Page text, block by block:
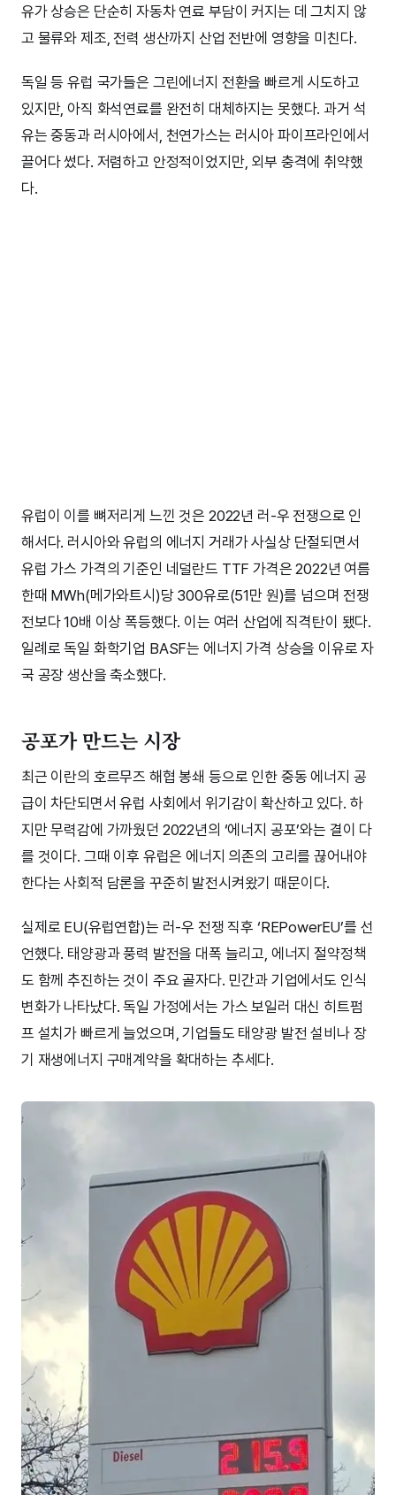
유가 상승은 단순히 자동차 연료 부담이 커지는 데 그치지 않
고 물류와 제조, 전력 생산까지 산업 전반에 영향을 미친다.
독일 등 유럽 국가들은 그린에너지 전환을 빠르게 시도하고
있지만, 아직 화석연료를 완전히 대체하지는 못했다. 과거 석
유는 중동과 러시아에서, 천연가스는 러시아 파이프라인에서
끌어다 썼다. 저렴하고 안정적이었지만, 외부 충격에 취약했
다.
유럽이 이를 뼈저리게 느낀 것은 2022년 러-우 전쟁으로 인
해서다. 러시아와 유럽의 에너지 거래가 사실상 단절되면서
유럽 가스 가격의 기준인 네덜란드 TTF 가격은 2022년 여름
한때 MWh(메가와트시)당 300유로(51만 원)를 넘으며 전쟁
전보다 10배 이상 폭등했다. 이는 여러 산업에 직격탄이 됐다.
일례로 독일 화학기업 BASF는 에너지 가격 상승을 이유로 자
국 공장 생산을 축소했다.
공포가 만드는 시장
최근 이란의 호르무즈 해협 봉쇄 등으로 인한 중동 에너지 공
급이 차단되면서 유럽 사회에서 위기감이 확산하고 있다. 하
지만 무력감에 가까웠던 2022년의 ‘에너지 공포’와는 결이 다
를 것이다. 그때 이후 유럽은 에너지 의존의 고리를 끊어내야
한다는 사회적 담론을 꾸준히 발전시켜왔기 때문이다.
실제로 EU(유럽연합)는 러-우 전쟁 직후 ‘REPowerEU’를 선
언했다. 태양광과 풍력 발전을 대폭 늘리고, 에너지 절약정책
도 함께 추진하는 것이 주요 골자다. 민간과 기업에서도 인식
변화가 나타났다. 독일 가정에서는 가스 보일러 대신 히트펌
프 설치가 빠르게 늘었으며, 기업들도 태양광 발전 설비나 장
기 재생에너지 구매계약을 확대하는 추세다.